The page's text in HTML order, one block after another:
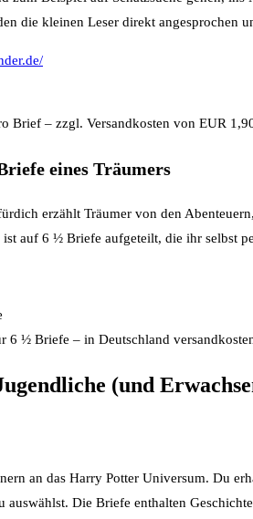
die kleinen Leser direkt angesprochen
Brief – zzgl. Versandkosten von EUR
eines Träumers
erzählt Träumer von den
auf 6 ½ Briefe aufgeteilt, die ihr selbst
6 ½ Briefe – in Deutschland
(und
an das Harry Potter Universum. Du
auswählst. Die Briefe enthalten